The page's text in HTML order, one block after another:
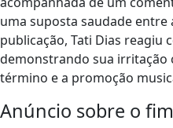
uma suposta saudade entre
publicação, Tati Dias reagiu
demonstrando sua irritação
término e a promoção
Anúncio sobre o